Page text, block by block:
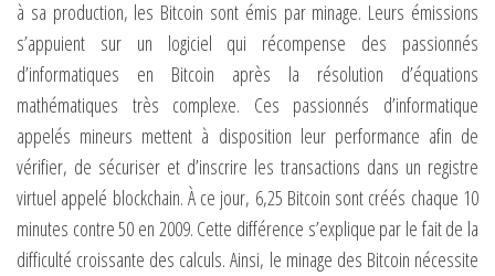
à sa production, les Bitcoin sont émis par minage. Leurs émissions
s’appuient sur un logiciel qui récompense des passionnés
d’informatiques en Bitcoin après la résolution d’équations
mathématiques très complexe. Ces passionnés d’informatique
appelés mineurs mettent à disposition leur performance afin de
vérifier, de sécuriser et d’inscrire les transactions dans un registre
virtuel appelé blockchain. À ce jour, 6,25 Bitcoin sont créés chaque 10
minutes contre 50 en 2009. Cette différence s’explique par le fait de la
difficulté croissante des calculs. Ainsi, le minage des Bitcoin nécessite